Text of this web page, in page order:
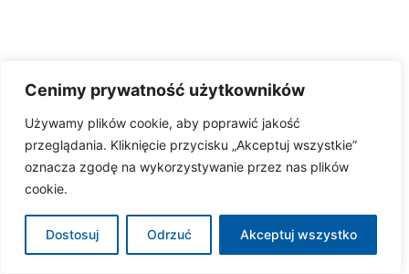
Cenimy prywatność użytkowników
Używamy plików cookie, aby poprawić jakość
przeglądania. Kliknięcie przycisku „Akceptuj wszystkie”
oznacza zgodę na wykorzystywanie przez nas plików
cookie.
Dostosuj Odrzuć Akceptuj wszystko